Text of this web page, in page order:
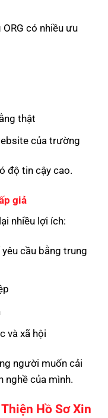
có nhiều ưu
thật
của trường
độ tin cậy cao.
giả
nhiều lợi ích:
cầu bằng trung
và xã hội
người muốn cải
nghề của mình.
Hồ Sơ Xin